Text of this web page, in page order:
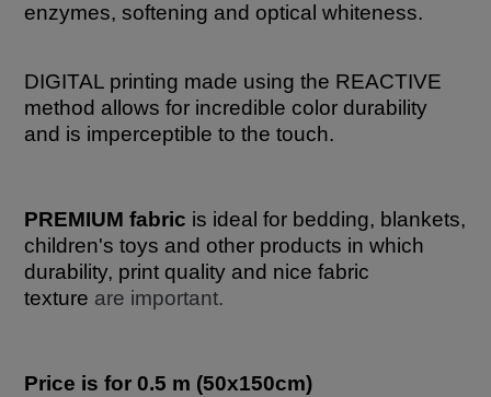
enzymes, softening and optical whiteness.
DIGITAL printing made using the REACTIVE
method allows for incredible color durability
and is imperceptible to the touch.
PREMIUM fabric is ideal for bedding, blankets,
children's toys and other products in which
durability, print quality and nice fabric
texture are important.
Price is for 0.5 m (50x150cm)